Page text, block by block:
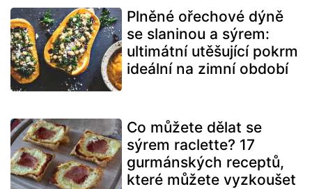
Plněné ořechové dýně
se slaninou a sýrem:
ultimátní utěšující pokrm
ideální na zimní období
Co můžete dělat se
sýrem raclette? 17
gurmánských receptů,
které můžete vyzkoušet